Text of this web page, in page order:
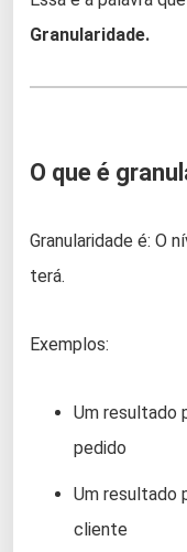
Granularidade.
O que é
Granularidade é: O
terá.
Exemplos:
Um resultado
pedido
Um resultado
cliente